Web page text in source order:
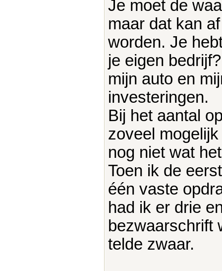
Je moet de
maar dat kan
worden. Je
je eigen
mijn auto en
investeringen.
Bij het aantal
zoveel
nog niet wat
Toen ik de
één vaste
had ik er drie
bezwaarschrift
telde zwaar.